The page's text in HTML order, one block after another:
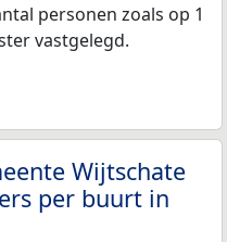
personen zoals op 1
vastgelegd.
Wijtschate
per buurt in